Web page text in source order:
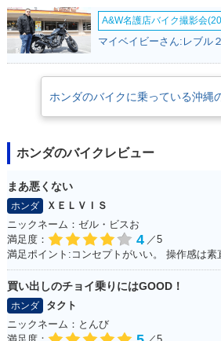
A&W名護店バイク撮影会
マイベイビーさん:レブル
ホンダのバイクに乗っている沖縄
ホンダのバイクレビュー
まあ悪くない
ホンダ
ＸＥＬＶＩＳ
ニックネーム：ゼル・ビスお
満足度：
4 ／5
買い出しのチョイ乗りにはGOOD！
ホンダ
タクト
ニックネーム：とんび